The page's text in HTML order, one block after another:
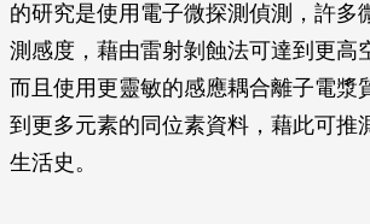
的研究是使用電子微探測偵測，許多
測感度，藉由雷射剝蝕法可達到更高
而且使用更靈敏的感應耦合離子電漿
到更多元素的同位素資料，藉此可推
生活史。